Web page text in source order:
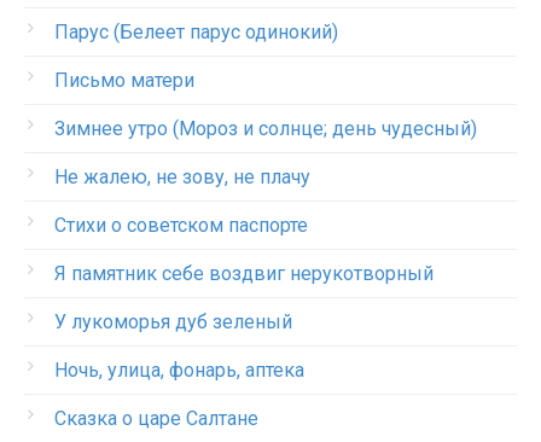
Парус (Белеет парус одинокий)
Письмо матери
Зимнее утро (Мороз и солнце; день чудесный)
Не жалею, не зову, не плачу
Стихи о советском паспорте
Я памятник себе воздвиг нерукотворный
У лукоморья дуб зеленый
Ночь, улица, фонарь, аптека
Сказка о царе Салтане